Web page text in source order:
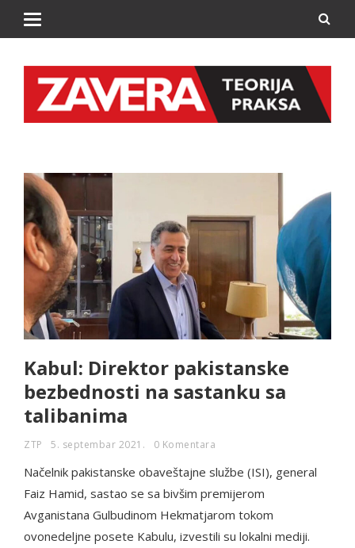
Kabul: Direktor pakistanske
bezbednosti na sastanku sa
talibanima
ZTP 5. septembar 2021. 0 Komentara
Načelnik pakistanske obaveštajne službe (ISI), general
Faiz Hamid, sastao se sa bivšim premijerom
Avganistana Gulbudinom Hekmatjarom tokom
ovonedeljne posete Kabulu, izvestili su lokalni mediji.